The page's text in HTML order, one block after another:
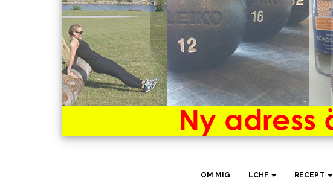
OM MIG LCHF RECEPT